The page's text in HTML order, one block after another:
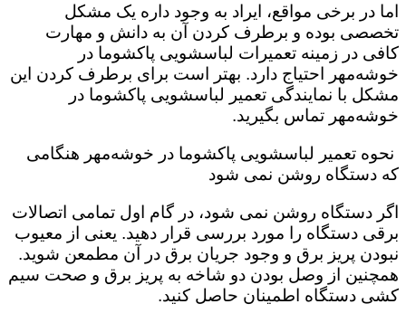
اما در برخی مواقع، ایراد به وجود داره یک مشکل
تخصصی بوده و برطرف کردن آن به دانش و مهارت
کافی در زمینه تعمیرات لباسشویی پاکشوما در
خوشه‌مهر احتیاج دارد. بهتر است برای برطرف کردن این
مشکل با نمایندگی تعمیر لباسشویی پاکشوما در
خوشه‌مهر تماس بگیرید.
نحوه تعمیر لباسشویی پاکشوما در خوشه‌مهر هنگامی
که دستگاه روشن نمی شود
اگر دستگاه روشن نمی شود، در گام اول تمامی اتصالات
برقی دستگاه را مورد بررسی قرار دهید. یعنی از معیوب
نبودن پریز برق و وجود جریان برق در آن مطمعن شوید.
همچنین از وصل بودن دو شاخه به پریز برق و صحت سیم
کشی دستگاه اطمینان حاصل کنید.